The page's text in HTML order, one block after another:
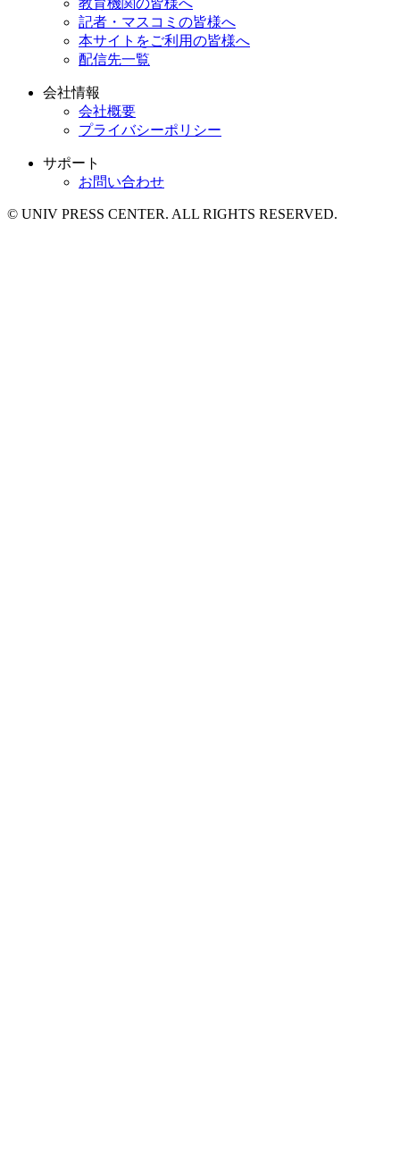
教育機関の皆様へ
記者・マスコミの皆様へ
本サイトをご利用の皆様へ
配信先一覧
会社情報
会社概要
プライバシーポリシー
サポート
お問い合わせ
© UNIV PRESS CENTER. ALL RIGHTS RESERVED.